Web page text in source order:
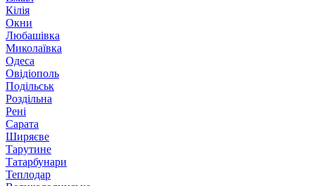
Кілія
Окни
Любашівка
Миколаївка
Одеса
Овідіополь
Подільськ
Роздільна
Рені
Сарата
Ширяєве
Тарутине
Татарбунари
Теплодар